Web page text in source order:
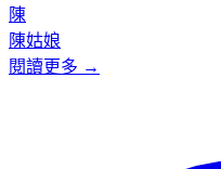
陳
陳姑娘
閱讀更多 →